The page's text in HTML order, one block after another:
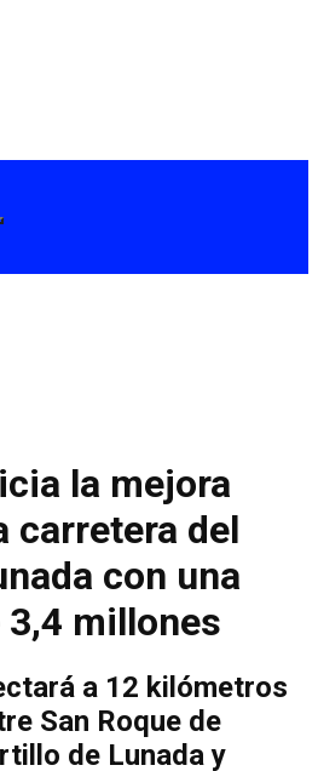
la mejora
carretera del
con una
millones
a 12 kilómetros
San Roque de
de Lunada y